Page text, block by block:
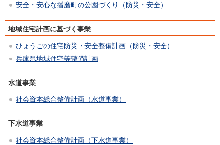
安全・安心な播磨町の公園づくり（防災・安全）
地域住宅計画に基づく事業
ひょうごの住宅防災・安全整備計画（防災・安全）
兵庫県地域住宅等整備計画
水道事業
社会資本総合整備計画（水道事業）
下水道事業
社会資本総合整備計画（下水道事業）